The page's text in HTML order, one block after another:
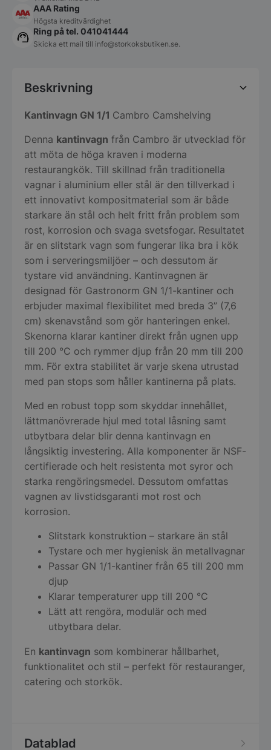
AAA Rating
Högsta kreditvärdighet
Ring på tel. 041041444
Skicka ett mail till info@storkoksbutiken.se.
Beskrivning
Kantinvagn GN 1/1 Cambro Camshelving
Denna kantinvagn från Cambro är utvecklad för
att möta de höga kraven i moderna
restaurangkök. Till skillnad från traditionella
vagnar i aluminium eller stål är den tillverkad i
ett innovativt kompositmaterial som är både
starkare än stål och helt fritt från problem som
rost, korrosion och svaga svetsfogar. Resultatet
är en slitstark vagn som fungerar lika bra i kök
som i serveringsmiljöer – och dessutom är
tystare vid användning. Kantinvagnen är
designad för Gastronorm GN 1/1-kantiner och
erbjuder maximal flexibilitet med breda 3” (7,6
cm) skenavstånd som gör hanteringen enkel.
Skenorna klarar kantiner direkt från ugnen upp
till 200 °C och rymmer djup från 20 mm till 200
mm. För extra stabilitet är varje skena utrustad
med pan stops som håller kantinerna på plats.
Med en robust topp som skyddar innehållet,
lättmanövrerade hjul med total låsning samt
utbytbara delar blir denna kantinvagn en
långsiktig investering. Alla komponenter är NSF-
certifierade och helt resistenta mot syror och
starka rengöringsmedel. Dessutom omfattas
vagnen av livstidsgaranti mot rost och
korrosion.
Slitstark konstruktion – starkare än stål
Tystare och mer hygienisk än metallvagnar
Passar GN 1/1-kantiner från 65 till 200 mm
djup
Klarar temperaturer upp till 200 °C
Lätt att rengöra, modulär och med
utbytbara delar.
En kantinvagn som kombinerar hållbarhet,
funktionalitet och stil – perfekt för restauranger,
catering och storkök.
Datablad